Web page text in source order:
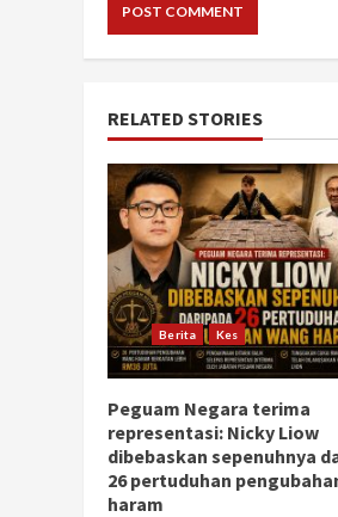
RELATED STORIES
Berita Kes
Peguam Negara terima
representasi: Nicky Liow
dibebaskan sepenuhnya
26 pertuduhan
haram